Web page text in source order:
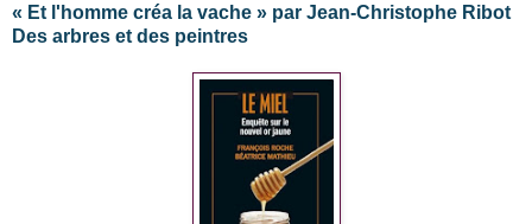
« Et l'homme créa la vache » par Jean-Christophe Ribot
Des arbres et des peintres